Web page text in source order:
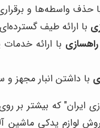
حذف واسطه‌ها و
با ارائه طیف
با ارائه
با داشتن انبار مجهز
ایران" که بیشتر
لوازم یدکی ماشین